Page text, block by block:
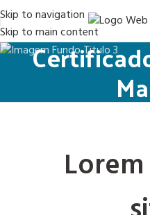
Skip to navigation
Skip to main content